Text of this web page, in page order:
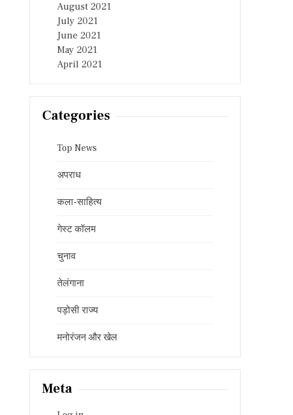
August 2021
July 2021
June 2021
May 2021
April 2021
Categories
Top News
अपराध
कला-साहित्य
गेस्ट कॉलम
चुनाव
तेलंगाना
पड़ोसी राज्य
मनोरंजन और खेल
Meta